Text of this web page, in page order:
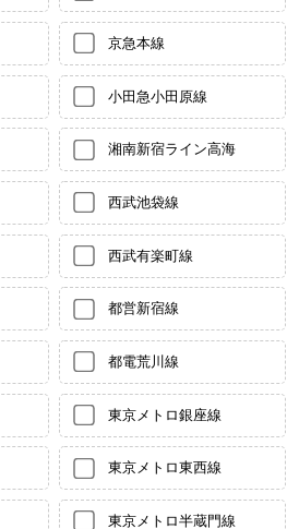
京急本線
小田急小田原線
湘南新宿ライン高海
西武池袋線
西武有楽町線
都営新宿線
都電荒川線
東京メトロ銀座線
東京メトロ東西線
東京メトロ半蔵門線